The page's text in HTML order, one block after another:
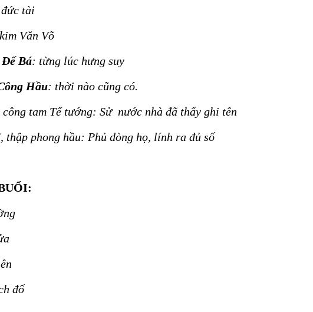
tài
Văn Võ
Bá: từng lúc hưng suy
Hầu: thời nào cũng có.
công tam Tể tướng: Sử nước nhà đã thấy ghi tên
thập phong hầu: Phủ dòng họ, lính ra đủ số
đố